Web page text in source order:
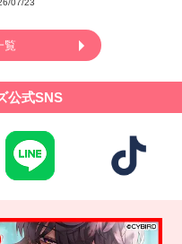
07/23
覧
公式SNS